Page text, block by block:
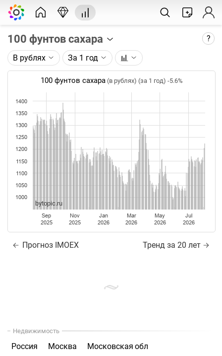
100 фунтов сахара ?
Описание графика:
Цена фьючерса на сахар, торгуемого на ICE.
Каждая точка на графике - цена закрытия дня,
недели или месяца. Оптимальный таймфрейм
(день, неделя, месяц) подбирается автоматически
при изменении глубины графика.
Данные добавляются ежедневно.
В рублях За 1 год
100 фунтов сахара (в рублях) (за 1 год) -5.6%
Sep
2025
Nov
2025
Jan
2026
Mar
2026
May
2026
Jul
2026
1000
1050
1100
1150
1200
1250
1300
1350
1400
bytopic.ru
Прогноз IMOEX Тренд за 20 лет
Недвижимость
Россия Москва
Московская обл